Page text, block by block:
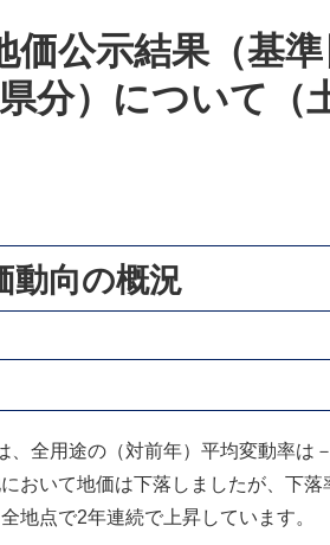
価公示結果（基
分）について（
動向の概況
全用途の（対前年）平均変動率は
おいて地価は下落しましたが、下
地点で2年連続で上昇しています。